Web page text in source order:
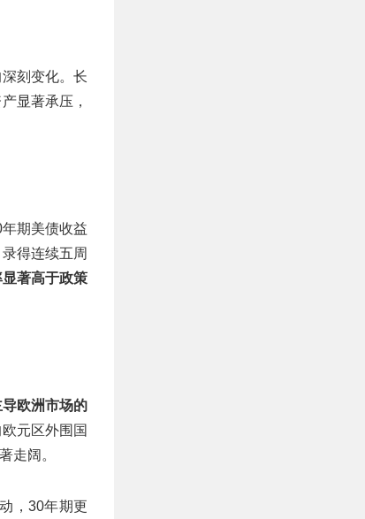
刻变化。长
显著承压，
期美债收益
得连续五周
著高于政策
欧洲市场的
元区外围国
走阔。
，30年期更